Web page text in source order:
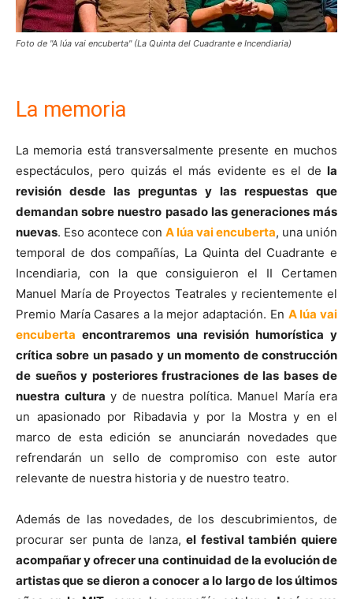
Foto de "A lúa vai encuberta" (La Quinta del Cuadrante e Incendiaria)
La memoria
La memoria está transversalmente presente en muchos
espectáculos, pero quizás el más evidente es el de la
revisión desde las preguntas y las respuestas que
demandan sobre nuestro pasado las generaciones más
nuevas. Eso acontece con A lúa vai encuberta, una unión
temporal de dos compañías, La Quinta del Cuadrante e
Incendiaria, con la que consiguieron el II Certamen
Manuel María de Proyectos Teatrales y recientemente el
Premio María Casares a la mejor adaptación. En A lúa vai
encuberta encontraremos una revisión humorística y
crítica sobre un pasado y un momento de construcción
de sueños y posteriores frustraciones de las bases de
nuestra cultura y de nuestra política. Manuel María era
un apasionado por Ribadavia y por la Mostra y en el
marco de esta edición se anunciarán novedades que
refrendarán un sello de compromiso con este autor
relevante de nuestra historia y de nuestro teatro.
Además de las novedades, de los descubrimientos, de
procurar ser punta de lanza,el festival también quiere
acompañar y ofrecer una continuidad de la evolución de
artistas que se dieron a conocer a lo largo de los últimos